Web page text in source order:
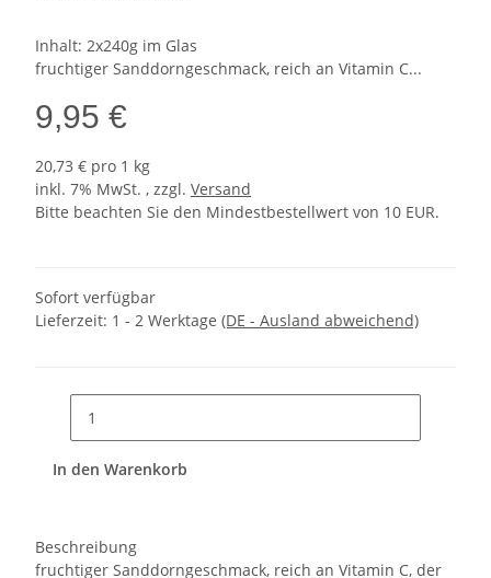
Inhalt: 2x240g im Glas
fruchtiger Sanddorngeschmack, reich an Vitamin C...
9,95 €
20,73 € pro 1 kg
inkl. 7% MwSt. , zzgl. Versand
Bitte beachten Sie den Mindestbestellwert von 10 EUR.
Sofort verfügbar
Lieferzeit: 1 - 2 Werktage (DE - Ausland abweichend)
In den Warenkorb
Beschreibung
fruchtiger Sanddorngeschmack, reich an Vitamin C, der